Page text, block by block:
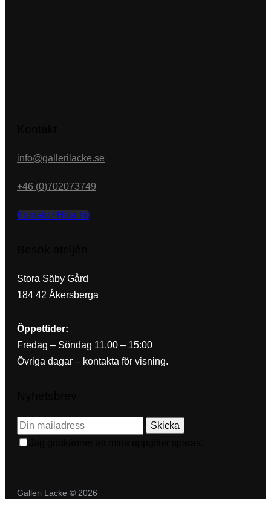
info@gallerilacke.se
+46 (0)702073749
Kontakt / Hitta hit
Stora Säby Gård
184 42 Åkersberga
Öppettider:
Fredag – Söndag 11.00 – 15:00
Övriga dagar – kontakta för visning.
Skicka
Galleri Lacke © 2026